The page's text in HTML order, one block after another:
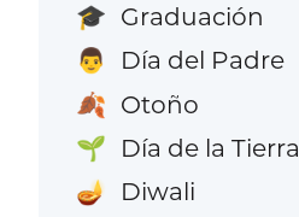
🎓 Graduación
👨 Día del Padre
🍂 Otoño
🌱 Día de la Tierra
🪔 Diwali